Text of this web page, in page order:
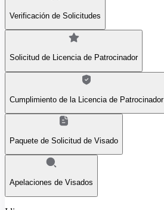
Verificación de Solicitudes
Solicitud de Licencia de Patrocinador
Cumplimiento de la Licencia de Patrocinador
Paquete de Solicitud de Visado
Apelaciones de Visados